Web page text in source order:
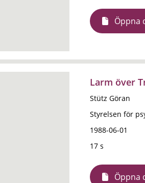
Öppna
Larm över
Stütz Göran
Styrelsen för
1988-06-01
17 s
Öppna